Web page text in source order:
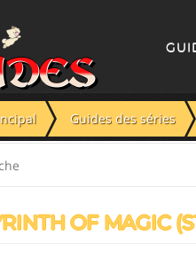
Guides des séries
OF MAGIC